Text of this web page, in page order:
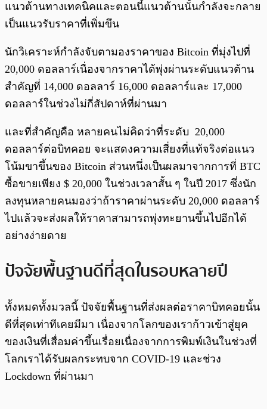
แนวต้านทางเทคนิคและตอนนี้แนวต้านนั้นกำลังจะกลาย
เป็นแนวรับราคาที่เพิ่มขึน
นักวิเคราะห์กำลังจับตามองราคาของ Bitcoin ที่มุ่งไปที่
20,000 ดอลลาร์เนื่องจากราคาได้พุ่งผ่านระดับแนวต้าน
สำคัญที่ 14,000 ดอลลาร์ 16,000 ดอลลาร์และ 17,000
ดอลลาร์ในช่วงไม่กี่สัปดาห์ที่ผ่านมา
และที่สำคัญคือ หลายคนไม่คิดว่าที่ระดับ 20,000
ดอลลาร์ต่อบิทคอย จะแสดงความเสี่ยงที่แท้จริงต่อแนว
โน้มขาขึ้นของ Bitcoin ส่วนหนึ่งเป็นผลมาจากการที่ BTC
ซื้อขายเพียง $ 20,000 ในช่วงเวลาสั้น ๆ ในปี 2017 ซึ่งนัก
ลงทุนหลายคนมองว่าถ้าราคาผ่านระดับ 20,000 ดอลลาร์
ไปแล้วจะส่งผลให้ราคาสามารถพุ่งทะยานขึ้นไปอีกได้
อย่างง่ายดาย
ปัจจัยพื้นฐานดีที่สุดในรอบหลายปี
ทั้งหมดทั้งมวลนี้ ปัจจัยพื้นฐานที่ส่งผลต่อราคาบิทคอยนั้น
ดีที่สุดเท่าทีเคยมีมา เนื่องจากโลกของเราก้าวเข้าสู่ยุค
ของเงินที่เสื่อมค่าขึ้นเรื่อยเนื่องจากการพิมพ์เงินในช่วงที่
โลกเราได้รับผลกระทบจาก COVID-19 และช่วง
Lockdown ที่ผ่านมา